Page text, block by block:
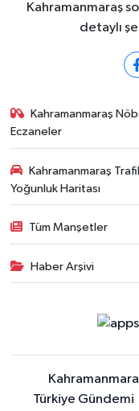
Kahramanmaraş
detaylı
Kahramanmaraş
Eczaneler
Kahramanmaraş
Yoğunluk Haritası
Tüm Manşetler
Haber Arşivi
Türkiye Gündemi